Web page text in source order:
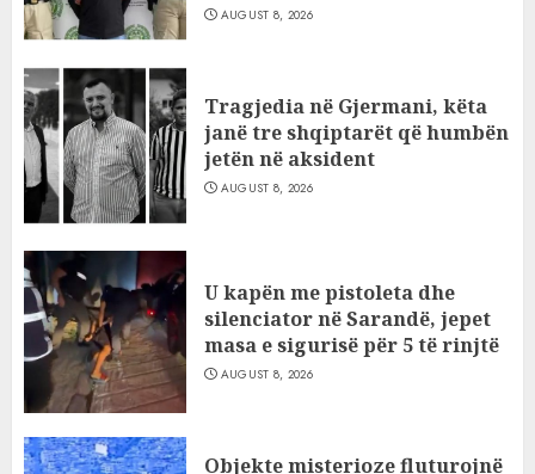
AUGUST 8, 2026
Tragjedia në Gjermani, këta
janë tre shqiptarët që humbën
jetën në aksident
AUGUST 8, 2026
U kapën me pistoleta dhe
silenciator në Sarandë, jepet
masa e sigurisë për 5 të rinjtë
AUGUST 8, 2026
Objekte misterioze fluturojnë